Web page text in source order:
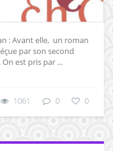
: Avant elle, un roman
par son second
est pris par ...
1061 0 0